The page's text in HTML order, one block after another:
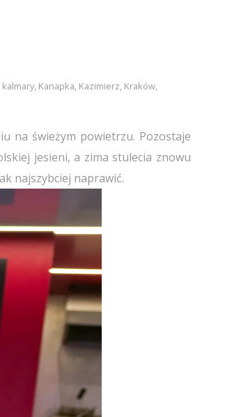
kalmary, Kanapka, Kazimierz, Kraków,
na świeżym powietrzu. Pozostaje
jesieni, a zima stulecia znowu
najszybciej naprawić.